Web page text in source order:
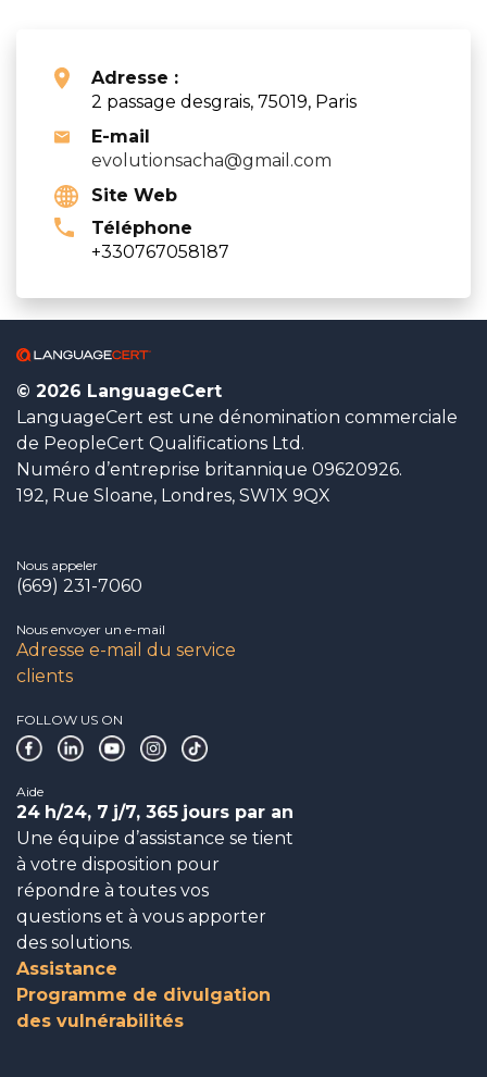
Adresse :
2 passage desgrais, 75019, Paris
E-mail
evolutionsacha@gmail.com
Site Web
Téléphone
+330767058187
© 2026 LanguageCert
LanguageCert est une dénomination commerciale
de PeopleCert Qualifications Ltd.
Numéro d’entreprise britannique 09620926.
192, Rue Sloane, Londres, SW1X 9QX
Nous appeler
(669) 231-7060
Nous envoyer un e-mail
Adresse e-mail du service
clients
FOLLOW US ON
Aide
24 h/24, 7 j/7, 365 jours par an
Une équipe d’assistance se tient
à votre disposition pour
répondre à toutes vos
questions et à vous apporter
des solutions.
Assistance
Programme de divulgation
des vulnérabilités